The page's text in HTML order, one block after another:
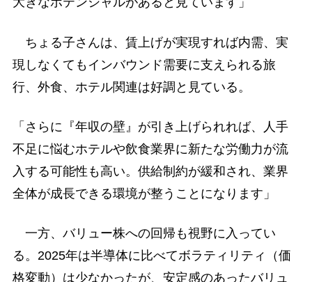
ちょる子さんは、賃上げが実現すれば内需、実
現しなくてもインバウンド需要に支えられる旅
行、外食、ホテル関連は好調と見ている。
「さらに『年収の壁』が引き上げられれば、人手
不足に悩むホテルや飲食業界に新たな労働力が流
入する可能性も高い。供給制約が緩和され、業界
全体が成長できる環境が整うことになります」
一方、バリュー株への回帰も視野に入ってい
る。2025年は半導体に比べてボラティリティ（価
格変動）は少なかったが、安定感のあったバリュ